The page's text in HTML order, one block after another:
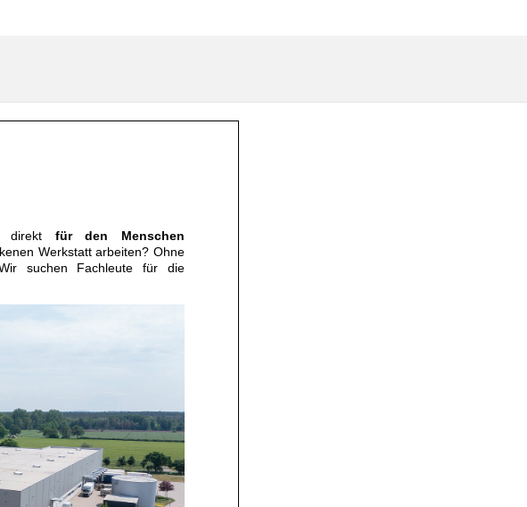
direktfür den Menschen
Werkstatt arbeiten? Ohne
suchen Fachleute für die